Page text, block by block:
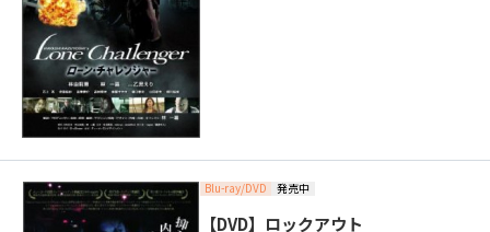
Blu-ray/DVD 発売中
【DVD】ロックアウト